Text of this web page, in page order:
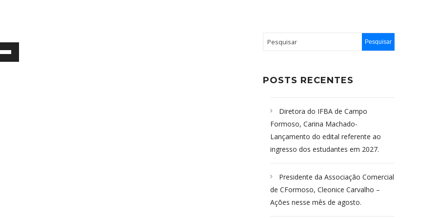
POSTS RECENTES
Diretora do IFBA de Campo
Formoso, Carina Machado-
Lançamento do edital referente ao
ingresso dos estudantes em 2027.
Presidente da Associação Comercial
de CFormoso, Cleonice Carvalho –
Ações nesse mês de agosto.